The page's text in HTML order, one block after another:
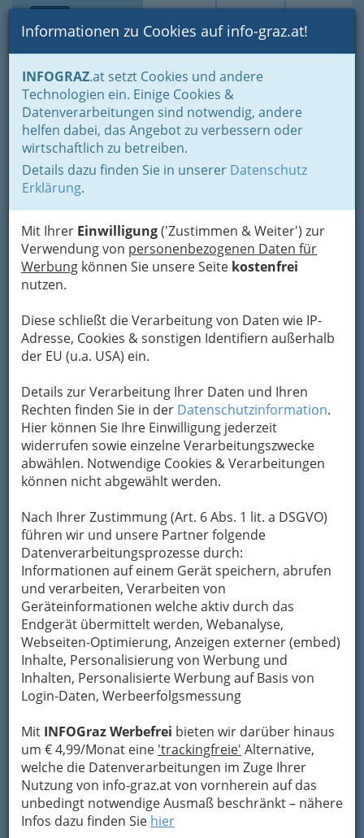
Suche Login Toggle
Informationen zu Cookies auf info-graz.at!
INFOGRAZ.at setzt Cookies und andere
Technologien ein. Einige Cookies &
Datenverarbeitungen sind notwendig, andere
helfen dabei, das Angebot zu verbessern oder
wirtschaftlich zu betreiben.
Details dazu finden Sie in unserer Datenschutz
Erklärung.
Mit Ihrer Einwilligung('Zustimmen & Weiter') zur
Verwendung von personenbezogenen Daten für
Werbung können Sie unsere Seite kostenfrei
nutzen.
Diese schließt die Verarbeitung von Daten wie IP-
Adresse, Cookies & sonstigen Identifiern außerhalb
der EU (u.a. USA) ein.
Details zur Verarbeitung Ihrer Daten und Ihren
Rechten finden Sie in der Datenschutzinformation.
Hier können Sie Ihre Einwilligung jederzeit
widerrufen sowie einzelne Verarbeitungszwecke
abwählen. Notwendige Cookies & Verarbeitungen
können nicht abgewählt werden.
Nach Ihrer Zustimmung (Art. 6 Abs. 1 lit. a DSGVO)
führen wir und unsere Partner folgende
Datenverarbeitungsprozesse durch:
Informationen auf einem Gerät speichern, abrufen
und verarbeiten, Verarbeiten von
Geräteinformationen welche aktiv durch das
Endgerät übermittelt werden, Webanalyse,
Webseiten-Optimierung, Anzeigen externer (embed)
Inhalte, Personalisierung von Werbung und
Inhalten, Personalisierte Werbung auf Basis von
Login-Daten, Werbeerfolgsmessung
Mit INFOGraz Werbefrei bieten wir darüber hinaus
um € 4,99/Monat eine 'trackingfreie' Alternative,
welche die Datenverarbeitungen im Zuge Ihrer
Nutzung von info-graz.at von vornherein auf das
unbedingt notwendige Ausmaß beschränkt – nähere
Infos dazu finden Sie hier
Home Branchen
Jobs & Karriere Steiermark
Unternehmensberatung
Unternehmensberatung
Das Optimieren betrieblicher Prozesse ist das
Hauptaufgabengebiet von Consulting-
Unternehmen. Der unabhängige Blick von außen
ermöglicht Ihnen, ineffiziente Vorgangsweisen
besser zu erkennen und Lösungsvorschläge
auszuarbeiten. Darüber hinaus gibt es eine Fülle
von speziellen, auf die individuelle Situation des
deren gesamte Bandbreite durch die in Graz
vertretenen Agenturen abgedeckt wird.
Alle Bezirke
1
bridge personal & service GmbH & Co
KG
+43 316 696 999
+43 316 696 999-60
Neugierig?
Die Positionen am Arbeitsmarkt haben sich
verändert.Das „richtige“ Personal zum
„richtigen“ Zeitpunkt ist entscheidender
Erfolgsfaktorvieler Unternehmen geworden.
Unser Angebot: Gewachsenes Know-How,
ausgeprägtes Verständnis für Ihre Bedürfnisse
und motiviertes Engagement in einem
Standorte Kategorien
2
A CHANCE FOR CHANGE - Coaching,
Paartherapie, Psychotherapie - Mag.